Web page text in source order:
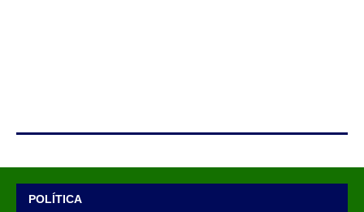
POLÍTICA